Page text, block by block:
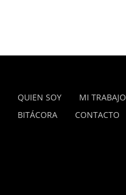
QUIEN SOY MI TRABAJO
BITÁCORA
CONTACTO